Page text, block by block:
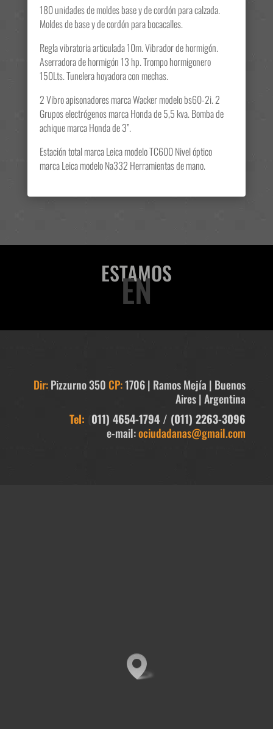
180 unidades de moldes base y de cordón para calzada.
Moldes de base y de cordón para bocacalles.
Regla vibratoria articulada 10m. Vibrador de hormigón.
Aserradora de hormigón 13 hp. Trompo hormigonero
150Lts. Tunelera hoyadora con mechas.
2 Vibro apisonadores marca Wacker modelo bs60-2i. 2
Grupos electrógenos marca Honda de 5,5 kva. Bomba de
achique marca Honda de 3”.
Estación total marca Leica modelo TC600 Nivel óptico
marca Leica modelo Na332 Herramientas de mano.
ESTAMOS
EN
Dir:Pizzurno 350 CP:1706 | Ramos Mejía | Buenos
Aires | Argentina
Tel: 011) 4654-1794 / (011) 2263-3096
e-mail:ociudadanas@gmail.com